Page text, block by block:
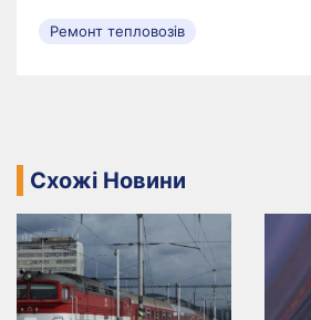
Ремонт тепловозів
Схожі Новини